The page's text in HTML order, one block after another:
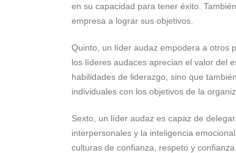
en su capacidad para tener éxito.
empresa a lograr sus objetivos.
Quinto, un líder audaz empodera a otros
los líderes audaces aprecian el valor del
habilidades de liderazgo, sino que
individuales con los objetivos de la
Sexto, un líder audaz es capaz de
interpersonales y la inteligencia
culturas de confianza, respeto y